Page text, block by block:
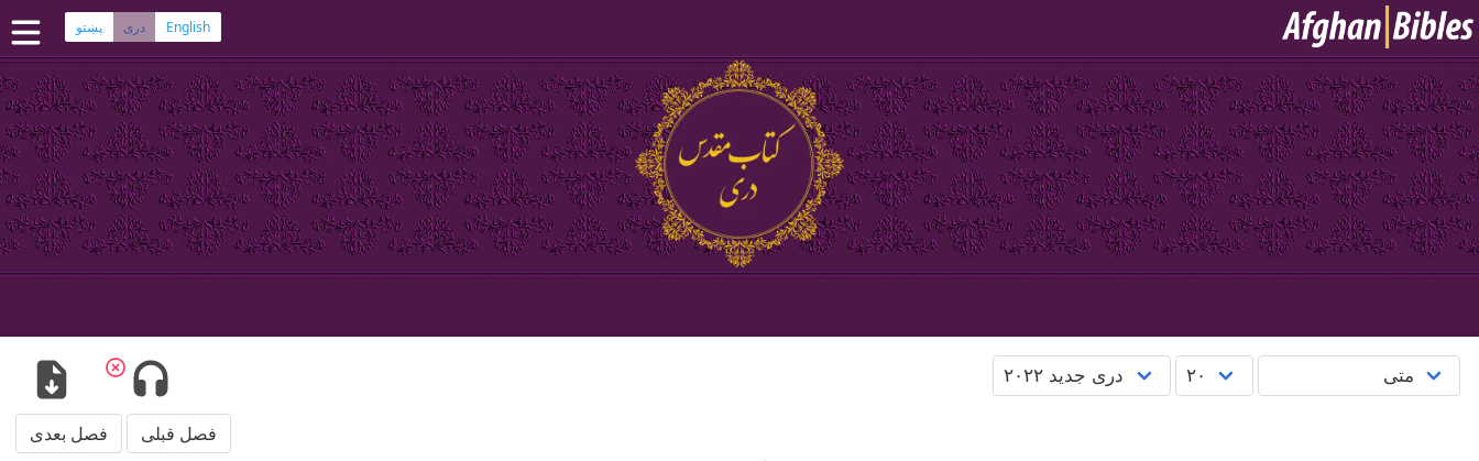
English دری پښتو
صفحه اصلی
کتاب مقدس دری کتاب مقدس پشتو
بیشتر: بلوچی · هزارگی · ترکمنی
اپلیکیشن‌های موبایل
فصل قبلی فصل بعدی